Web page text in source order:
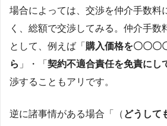
場合によっては、交渉を仲介手数料
く、総額で交渉してみる。仲介手数
として、例えば「 購入価格を〇〇〇
ら 」・「 契約不適合責任を免責にし
渉することもアリです。
逆に諸事情がある場合「（ どうして